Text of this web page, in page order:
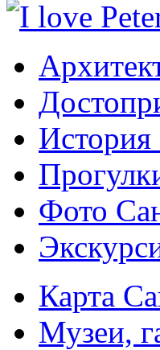
История
Фото
Карта
Музеи,